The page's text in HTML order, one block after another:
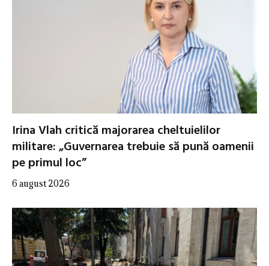
Irina Vlah critică majorarea cheltuielilor
militare: „Guvernarea trebuie să pună oamenii
pe primul loc”
6 august 2026